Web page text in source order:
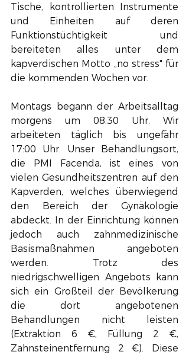
Tische, kontrollierten Instrumente
und Einheiten auf deren
Funktionstüchtigkeit und
bereiteten alles unter dem
kapverdischen Motto „no stress" für
die kommenden Wochen vor.
Montags begann der Arbeitsalltag
morgens um 08:30 Uhr. Wir
arbeiteten täglich bis ungefähr
17:00 Uhr. Unser Behandlungsort,
die PMI Facenda, ist eines von
vielen Gesundheitszentren auf den
Kapverden, welches überwiegend
den Bereich der Gynäkologie
abdeckt. In der Einrichtung können
jedoch auch zahnmedizinische
Basismaßnahmen angeboten
werden. Trotz des
niedrigschwelligen Angebots kann
sich ein Großteil der Bevölkerung
die dort angebotenen
Behandlungen nicht leisten
(Extraktion 6 €, Füllung 2 €,
Zahnsteinentfernung 2 €). Diese